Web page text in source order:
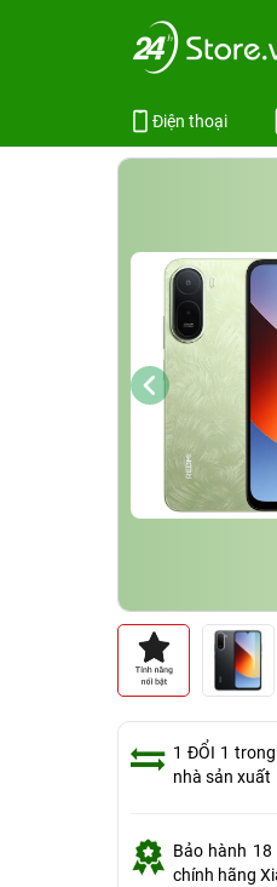
Điện thoại
Trang chủ
1 ĐỔI 1
nhà sản xuất
Bảo hành
chính hãng